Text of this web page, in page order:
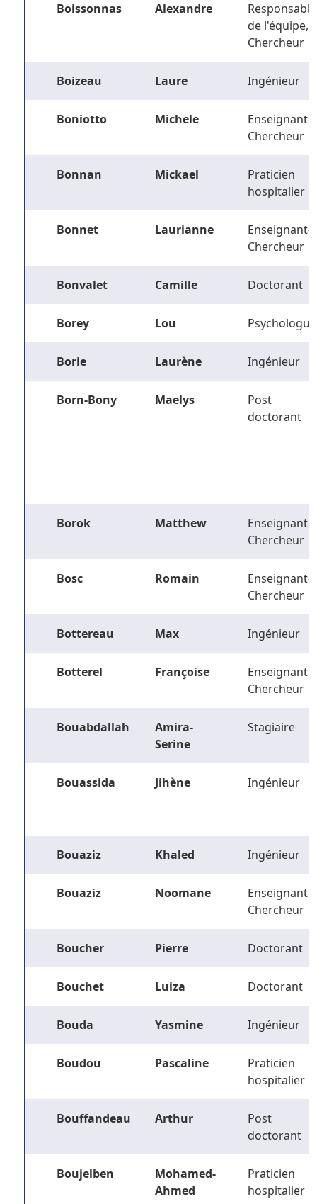
Boissonnas Alexandre
Responsable
de l'équipe,
Chercheur
Boizeau Laure Ingénieur
Boniotto Michele
Enseignant-
Chercheur
Bonnan Mickael
Praticien
hospitalier
Bonnet Laurianne
Enseignant-
Chercheur
Bonvalet Camille Doctorant
Borey Lou Psychologue
Borie Laurène Ingénieur
Born-Bony Maelys
Post
doctorant
Borok Matthew
Enseignant-
Chercheur
Bosc Romain
Enseignant-
Chercheur
Bottereau Max Ingénieur
Botterel Françoise
Enseignant-
Chercheur
Bouabdallah
Amira-
Serine
Stagiaire
Bouassida Jihène Ingénieur
Bouaziz Khaled Ingénieur
Bouaziz Noomane
Enseignant-
Chercheur
Boucher Pierre Doctorant
Bouchet Luiza Doctorant
Bouda Yasmine Ingénieur
Boudou Pascaline
Praticien
hospitalier
Bouffandeau Arthur
Post
doctorant
Boujelben
Mohamed-
Ahmed
Praticien
hospitalier